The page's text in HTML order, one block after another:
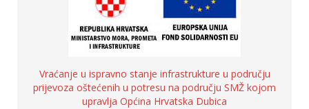
Vraćanje u ispravno stanje infrastrukture u području
prijevoza oštećenih u potresu na području SMŽ kojom
upravlja Općina Hrvatska Dubica